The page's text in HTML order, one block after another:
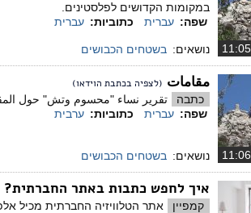
במקומות הקדושים לפלסטינים.
שפה: עברית כתוביות: עברית
נושאים: בשטחים הכבושים
مقامات (לצפיה בכתבת הוידאו)
כתבה
تقرير نساء "محسوم وتش" حول
שפה: עברית כתוביות: ערבית
נושאים: בשטחים הכבושים
איך לחפש כתבות באתר החברתית?
קמפיין
אתר הטלוויזיה החברתית מכיל